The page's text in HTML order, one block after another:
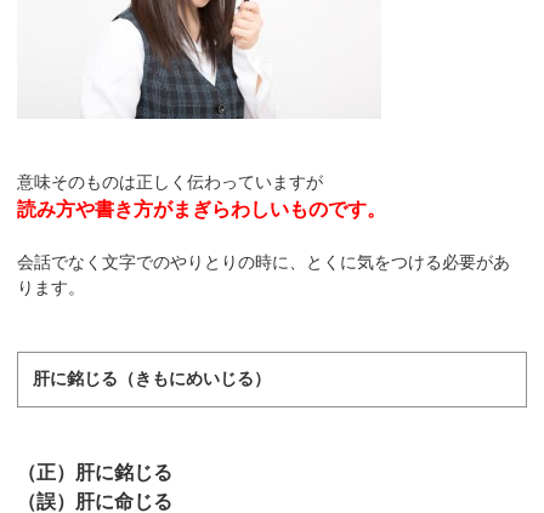
意味そのものは正しく伝わっていますが
読み方や書き方がまぎらわしいものです。
会話でなく文字でのやりとりの時に、とくに気をつける必要があ
ります。
肝に銘じる（きもにめいじる）
（正）肝に銘じる
（誤）肝に命じる